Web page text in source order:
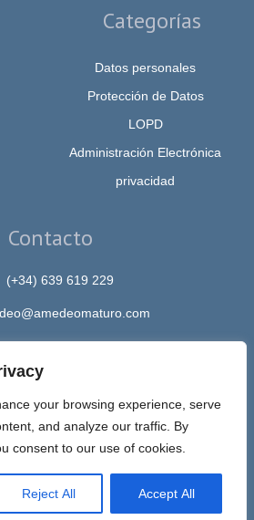
your browsing experience, serve
and analyze our traffic. By
consent to our use of cookies.
Reject All Accept All
Categorías
Datos personales
Protección de Datos
LOPD
Administración Electrónica
privacidad
Contacto
(+34) 639 619 229
Núnez, 12, Alicante 03002, España
de Privacidad|Política de cookies
de tus ideas en internet © 2020